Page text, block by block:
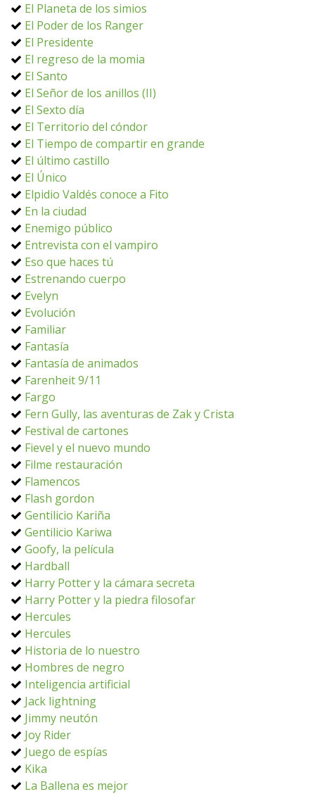
El Planeta de los simios
El Poder de los Ranger
El Presidente
El regreso de la momia
El Santo
El Señor de los anillos (II)
El Sexto día
El Territorio del cóndor
El Tiempo de compartir en grande
El último castillo
El Único
Elpidio Valdés conoce a Fito
En la ciudad
Enemigo público
Entrevista con el vampiro
Eso que haces tú
Estrenando cuerpo
Evelyn
Evolución
Familiar
Fantasía
Fantasía de animados
Farenheit 9/11
Fargo
Fern Gully, las aventuras de Zak y Crista
Festival de cartones
Fievel y el nuevo mundo
Filme restauración
Flamencos
Flash gordon
Gentilicio Kariña
Gentilicio Kariwa
Goofy, la película
Hardball
Harry Potter y la cámara secreta
Harry Potter y la piedra filosofar
Hercules
Hercules
Historia de lo nuestro
Hombres de negro
Inteligencia artificial
Jack lightning
Jimmy neutón
Joy Rider
Juego de espías
Kika
La Ballena es mejor